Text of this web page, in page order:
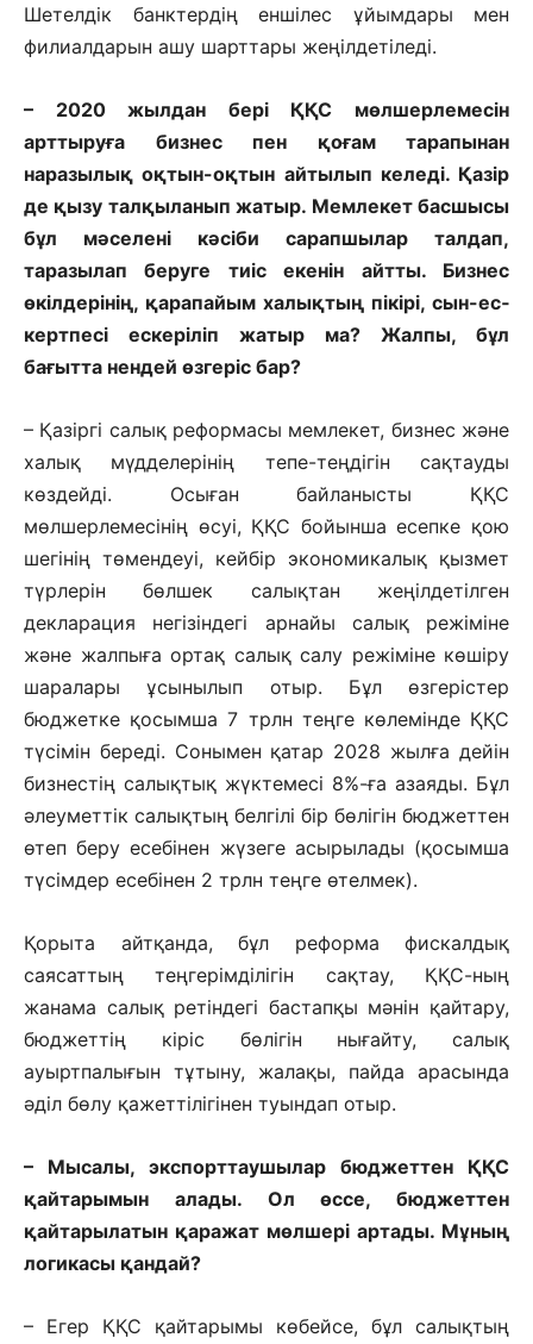
Шетелдік банктердің еншілес ұйым­дары мен
филиалдарын ашу шарттары жеңілдетіледі.
– 2020 жылдан бері ҚҚС мөлшер­лемесін
арттыруға бизнес пен қоғам тарапынан
наразылық оқтын-оқтын айтылып келеді. Қазір
де қызу талқыланып жатыр. Мемлекет бас­шысы
бұл мәселені кәсіби сарапшы­лар талдап,
таразылап беруге тиіс еке­нін айтты. Бизнес
өкілдерінің, қара­пайым халықтың пікірі, сын-ес­
керт­песі ескеріліп жатыр ма? Жалпы, бұл
бағытта нендей өзгеріс бар?
– Қазіргі салық реформасы мемлекет, бизнес және
халық мүдделерінің тепе-теңдігін сақтауды
көздейді. Осыған байланысты ҚҚС
мөлшерлемесінің өсуі, ҚҚС бойынша есепке қою
шегінің төмендеуі, кейбір экономикалық қызмет
түрлерін бөлшек салықтан жеңілдетілген
декларация негізіндегі арнайы салық режіміне
және жалпыға ортақ салық салу режіміне көшіру
шара­лары ұсынылып отыр. Бұл өзгеріс­тер
бюджетке қосымша 7 трлн теңге көлемінде ҚҚС
түсімін береді. Сонымен қатар 2028 жылға дейін
бизнестің салықтық жүктемесі 8%-ға азаяды. Бұл
әлеуметтік салықтың белгілі бір бөлігін бюджеттен
өтеп беру есебінен жүзеге асырылады (қосымша
түсімдер есебінен 2 трлн теңге өтелмек).
Қорыта айтқанда, бұл реформа фискалдық
саясаттың теңгерімділігін сақтау, ҚҚС-ның
жанама салық ретін­дегі бастапқы мәнін қайтару,
бюджеттің кіріс бөлігін нығайту, салық
ауыртпалығын тұтыну, жалақы, пайда арасында
әділ бөлу қажеттілігінен туындап отыр.
– Мысалы, экспорттаушылар бюджеттен ҚҚС
қайтарымын алады. Ол өссе, бюджеттен
қайтарылатын қаражат мөлшері артады. Мұның
логикасы қандай?
– Егер ҚҚС қайтарымы көбей­се, бұл салықтың